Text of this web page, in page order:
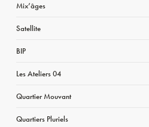
Mix’âges
Satellite
BIP
Les Ateliers 04
Quartier Mouvant
Quartiers Pluriels